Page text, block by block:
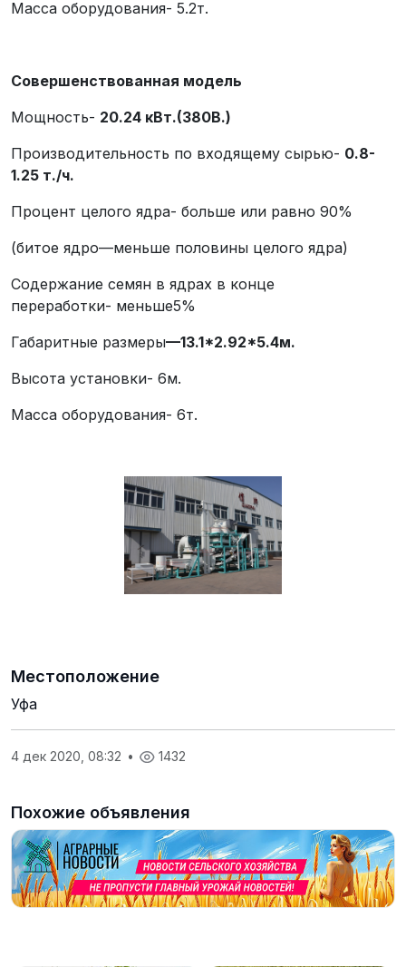
Масса оборудования- 5.2т.
Совершенствованная модель
Мощность- 20.24 кВт.(380В.)
Производительность по входящему сырью- 0.8-
1.25 т./ч.
Процент целого ядра- больше или равно 90%
(битое ядро—меньше половины целого ядра)
Содержание семян в ядрах в конце
переработки- меньше5%
Габаритные размеры—13.1*2.92*5.4м.
Высота установки- 6м.
Масса оборудования- 6т.
Местоположение
Уфа
4 дек 2020, 08:32 • 1432
Похожие объявления